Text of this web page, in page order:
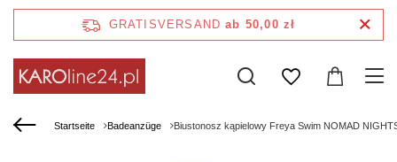
GRATISVERSAND ab 50,00 zł
Startseite Badeanzüge Biustonosz kąpielowy Freya Swim NOMAD